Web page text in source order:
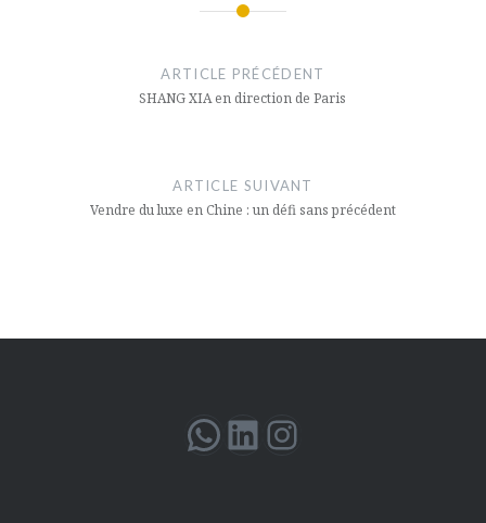
ARTICLE PRÉCÉDENT
SHANG XIA en direction de Paris
ARTICLE SUIVANT
Vendre du luxe en Chine : un défi sans précédent
WhatsApp
LinkedIn
Instagram